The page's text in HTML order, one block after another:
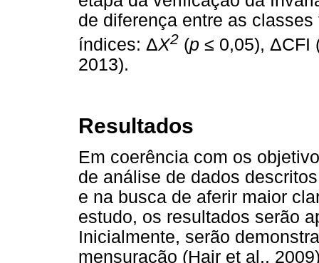
de diferença entre as
índices: ΔX2 (p ≤ 0,05), ΔCFI
2013).
Resultados
Em coerência com os
de análise de dados
e na busca de aferir maior
estudo, os resultados serão
Inicialmente, serão
mensuração (Hair et al.,